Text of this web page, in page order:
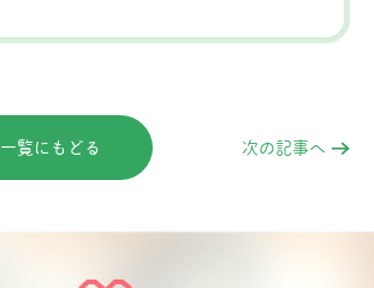
一覧にもどる 次の記事へ